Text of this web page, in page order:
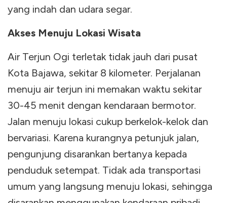
yang indah dan udara segar.
Akses Menuju Lokasi Wisata
Air Terjun Ogi terletak tidak jauh dari pusat
Kota Bajawa, sekitar 8 kilometer. Perjalanan
menuju air terjun ini memakan waktu sekitar
30-45 menit dengan kendaraan bermotor.
Jalan menuju lokasi cukup berkelok-kelok dan
bervariasi. Karena kurangnya petunjuk jalan,
pengunjung disarankan bertanya kepada
penduduk setempat. Tidak ada transportasi
umum yang langsung menuju lokasi, sehingga